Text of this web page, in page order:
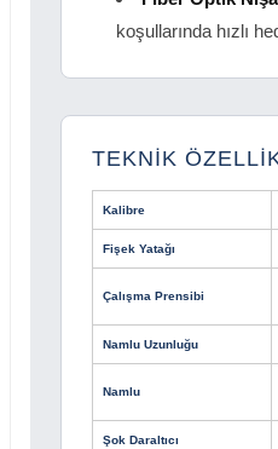
koşullarında hızlı
TEKNİK
Kalibre
Fişek Yatağı
Çalışma Prensibi
Namlu Uzunluğu
Namlu
Şok Daraltıcı